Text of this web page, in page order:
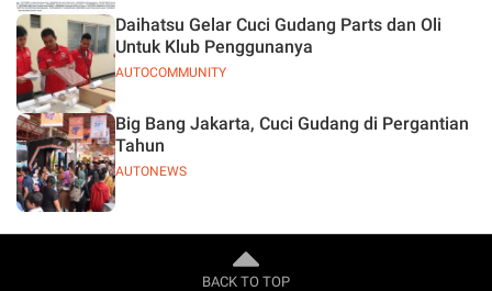
AUTOCOMMUNITY
Daihatsu Gelar Cuci Gudang Parts dan Oli
Untuk Klub Penggunanya
AUTONEWS
Big Bang Jakarta, Cuci Gudang di Pergantian
Tahun
BACK TO TOP